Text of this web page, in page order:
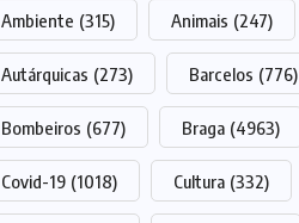
Ambiente (315) Animais (247)
Autárquicas (273) Barcelos (776)
Bombeiros (677) Braga (4963)
Covid-19 (1018) Cultura (332)